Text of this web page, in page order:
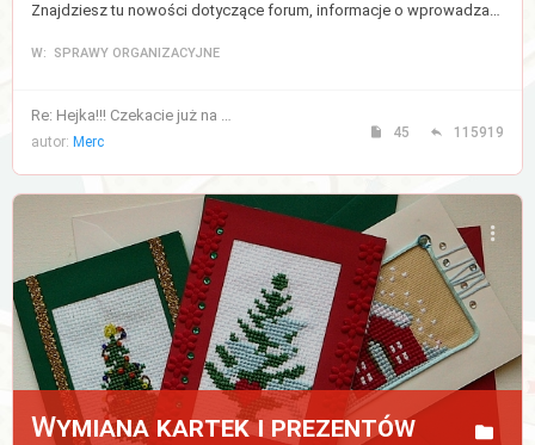
Znajdziesz tu nowości dotyczące forum, informacje o wprowadzanych zmianach, a także regulamin forum.
W: SPRAWY ORGANIZACYJNE
Re: Hejka!!! Czekacie już na …
autor: Merc
45 115919
Wymiana kartek i prezentów